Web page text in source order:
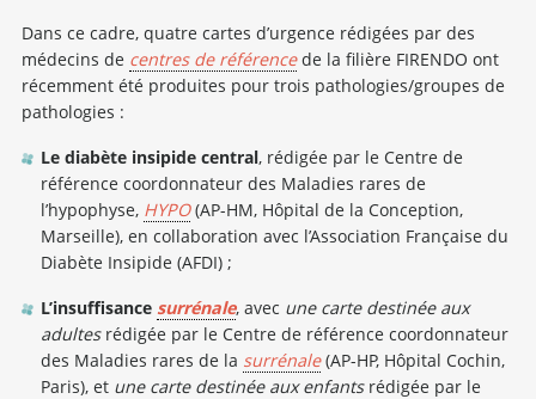
Dans ce cadre, quatre cartes d’urgence rédigées par des
médecins de centres de référencede la filière FIRENDO ont
récemment été produites pour trois pathologies/groupes de
pathologies :
Le diabète insipide central, rédigée par le Centre de
référence coordonnateur des Maladies rares de
l’hypophyse, HYPO(AP-HM, Hôpital de la Conception,
Marseille), en collaboration avec l’Association Française du
Diabète Insipide (AFDI) ;
L’insuffisance surrénale, avec une carte destinée aux
adultesrédigée par le Centre de référence coordonnateur
des Maladies rares de la surrénale(AP-HP, Hôpital Cochin,
Paris), et une carte destinée aux enfantsrédigée par le